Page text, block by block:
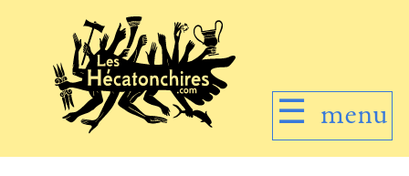
☰ menu